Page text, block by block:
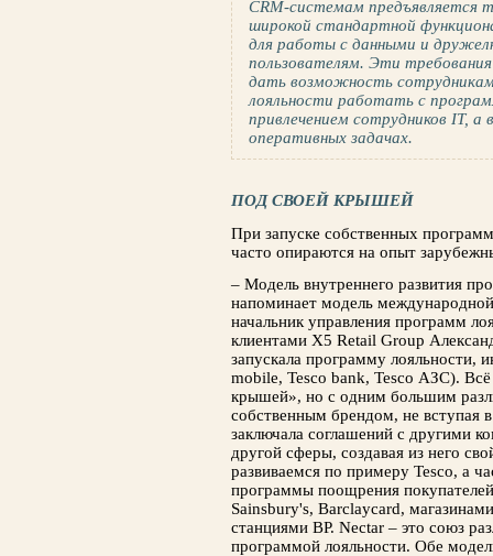
CRM-системам предъявляется
широкой стандартной
для работы с данными и
пользователям. Эти
дать возможность
лояльности работать с
привлечением сотрудников IT, а
оперативных задачах.
ПОД СВОЕЙ КРЫШЕЙ
При запуске собственных
часто опираются на опыт
– Модель внутреннего развития
напоминает модель
начальник управления программ
клиентами X5 Retail Group
запускала программу лояльности,
mobile, Tesco bank, Tesco АЗС).
крышей», но с одним большим
собственным брендом, не вступая
заключала соглашений с другими
другой сферы, создавая из него
развиваемся по примеру Tesco, а
программы поощрения
Sainsbury's, Barclaycard,
станциями BP. Nectar – это союз
программой лояльности. Обе